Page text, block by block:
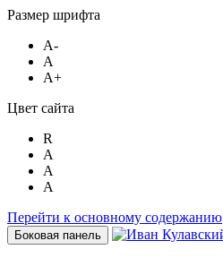
Размер шрифта
A-
A
A+
Цвет сайта
R
A
A
A
Перейти к основному содержанию
Боковая панель